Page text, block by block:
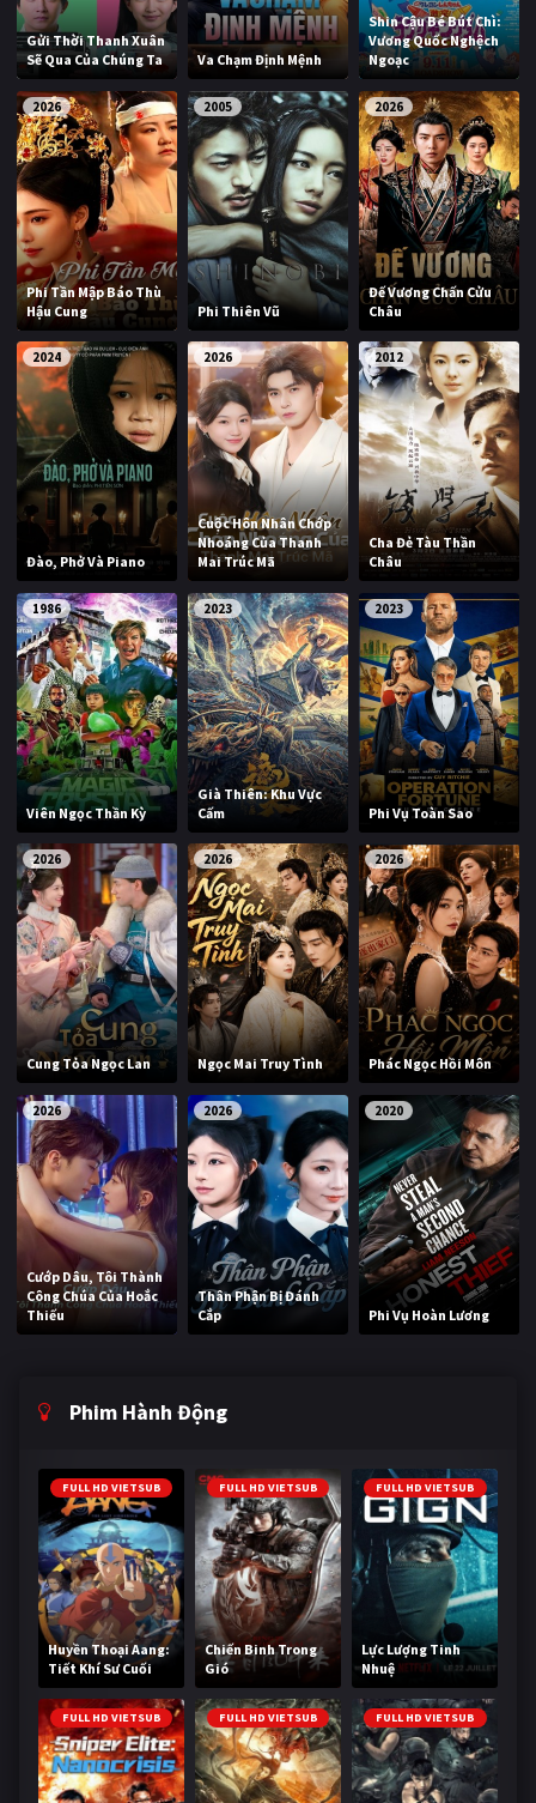
Gửi Thời Thanh Xuân
Sẽ Qua Của Chúng Ta
Va Chạm Định Mệnh
Shin Cậu Bé Bút Chì:
Vương Quốc Nghệch
Ngoạc
2026
Phi Tần Mập Báo Thù
Hậu Cung
2005
Phi Thiên Vũ
2026
Đế Vương Chấn Cửu
Châu
2024
Đào, Phở Và Piano
2026
Cuộc Hôn Nhân Chớp
Nhoáng Của Thanh
Mai Trúc Mã
2012
Cha Đẻ Tàu Thần
Châu
1986
Viên Ngọc Thần Kỳ
2023
Già Thiên: Khu Vực
Cấm
2023
Phi Vụ Toàn Sao
2026
Cung Tỏa Ngọc Lan
2026
Ngọc Mai Truy Tình
2026
Phác Ngọc Hồi Môn
2026
Cướp Dâu, Tôi Thành
Công Chúa Của Hoắc
Thiếu
2026
Thân Phận Bị Đánh
Cắp
2020
Phi Vụ Hoàn Lương
Phim Hành Động
FULL HD VIETSUB
Huyền Thoại Aang:
Tiết Khí Sư Cuối
Cùng
FULL HD VIETSUB
Chiến Binh Trong
Gió
FULL HD VIETSUB
Lực Lượng Tinh
Nhuệ
FULL HD VIETSUB FULL HD VIETSUB FULL HD VIETSUB